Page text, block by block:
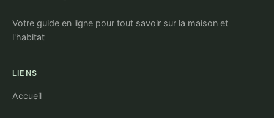
Votre guide en ligne pour tout savoir sur la maison et
l'habitat
LIENS
Accueil